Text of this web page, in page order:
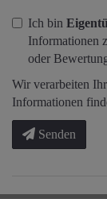
Ich bin
Informationen
oder
Wir verarbeiten
Informationen
Senden